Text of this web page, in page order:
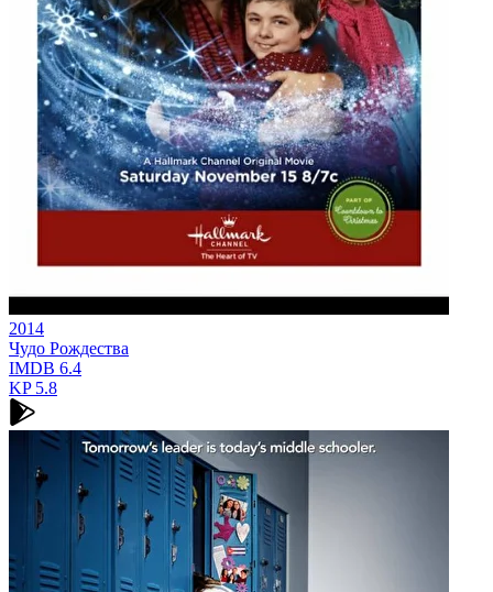
2014
Чудо Рождества
IMDB 6.4
KP5.8